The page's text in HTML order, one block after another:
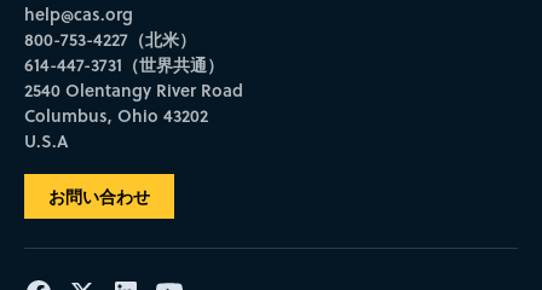
help@cas.org
800-753-4227（北米）
614-447-3731（世界共通）
2540 Olentangy River Road
Columbus, Ohio 43202
U.S.A
お問い合わせ